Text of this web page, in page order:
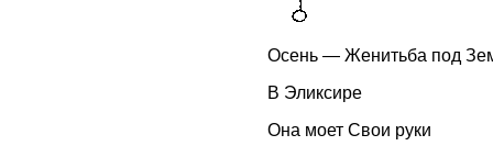
Осень — Женитьба под
В Эликсире
Она моет Свои руки